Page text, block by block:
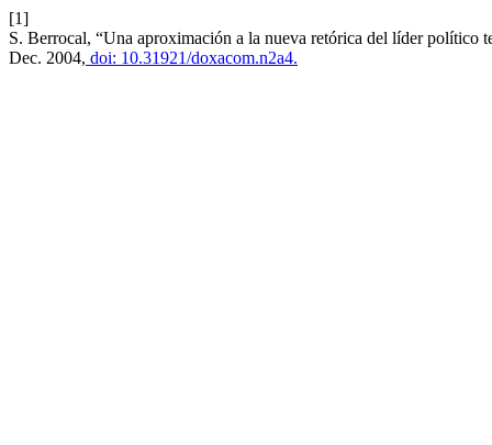
[1]
S. Berrocal, “Una aproximación a la nueva retórica del líder político
Dec. 2004, doi: 10.31921/doxacom.n2a4.